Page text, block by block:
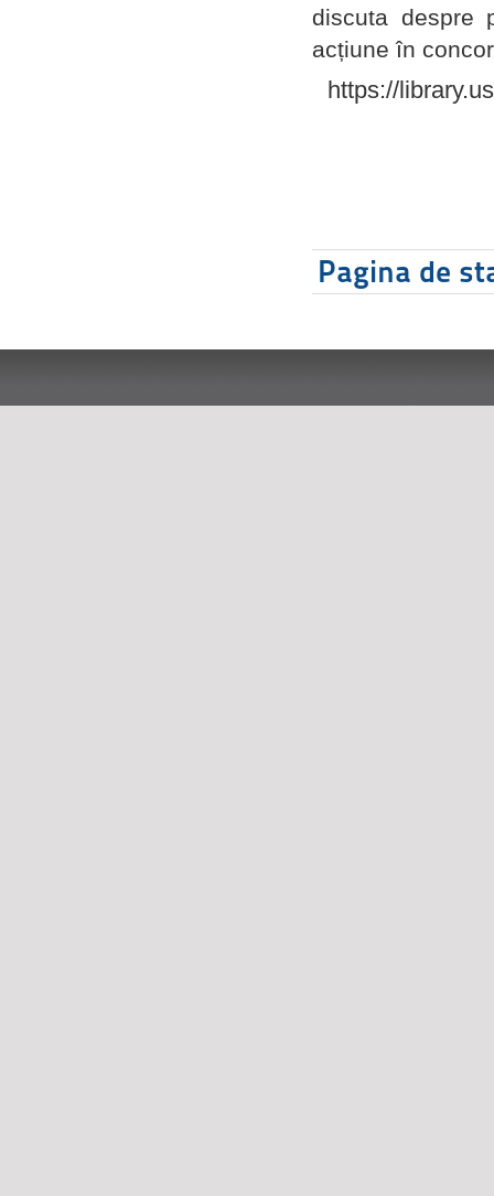
discuta despre
acțiune în
https://
Pagina de